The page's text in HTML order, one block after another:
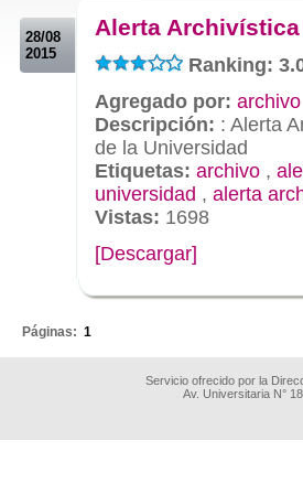
28/08
2015
Alerta Archivística
Ranking:
Agregado por: archivo
Descripción: : Alerta
de la Universidad
Etiquetas: archivo ,
universidad , alerta
Vistas: 1698
[Descargar]
Páginas: 1
Servicio ofrecido por la
Av. Universitaria N°